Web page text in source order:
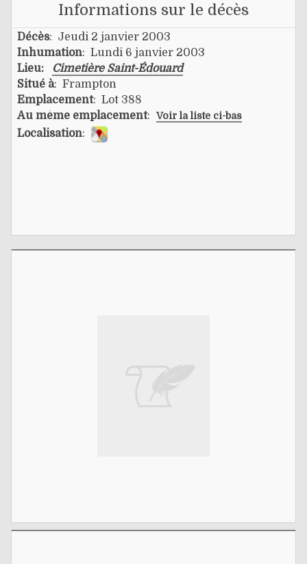
Informations sur le décès
Décès: Jeudi 2 janvier 2003
Inhumation: Lundi 6 janvier 2003
Lieu:
Cimetière Saint-Édouard
Situé à: Frampton
Emplacement: Lot 388
Au même emplacement: Voir la liste ci-bas
Localisation: